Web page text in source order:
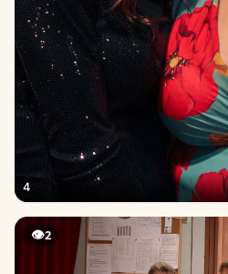
4
👁2